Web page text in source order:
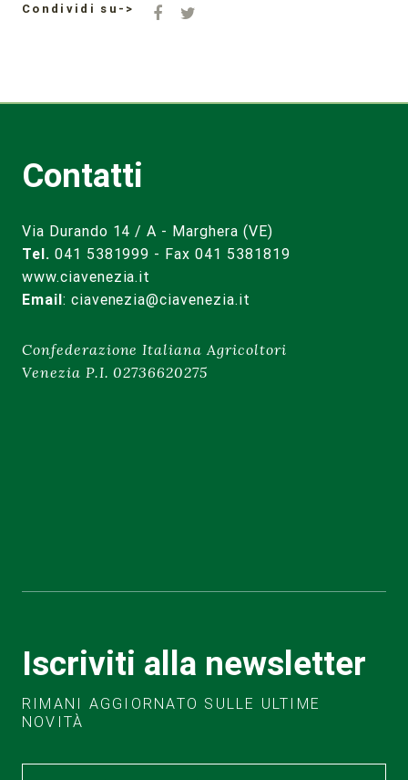
Condividi su->
Contatti
Via Durando 14 / A - Marghera (VE)
Tel. 041 5381999 - Fax 041 5381819
www.ciavenezia.it
Email: ciavenezia@ciavenezia.it
Confederazione Italiana Agricoltori
Venezia P.I. 02736620275
Iscriviti alla newsletter
RIMANI AGGIORNATO SULLE ULTIME
NOVITÀ